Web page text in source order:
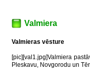
Valmiera
Valmieras vēsture
[pic][val1.jpg]Valmiera
Pleskavu, Novgorodu un